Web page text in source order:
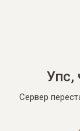
Упс,
Сервер